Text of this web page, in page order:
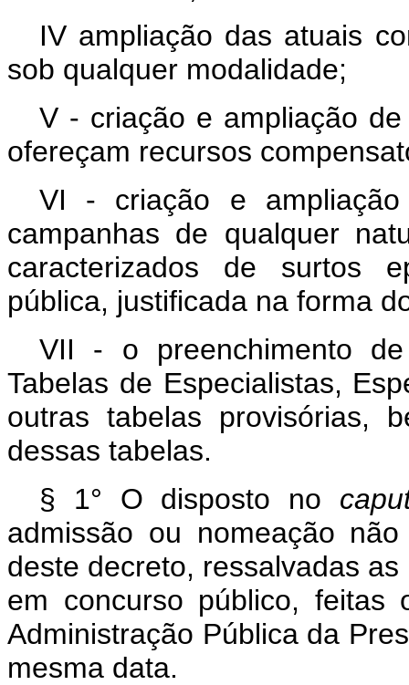
IV ampliação das atuais
sob qualquer modalidade;
V - criação e ampliação
ofereçam recursos
VI - criação e
campanhas de qualquer
caracterizados de surtos
pública, justificada na forma
VII - o preenchimento
Tabelas de Especialistas,
outras tabelas provisórias,
dessas tabelas.
§ 1° O disposto no
admissão ou nomeação
deste decreto, ressalvadas
em concurso público, feitas
Administração Pública da
mesma data.